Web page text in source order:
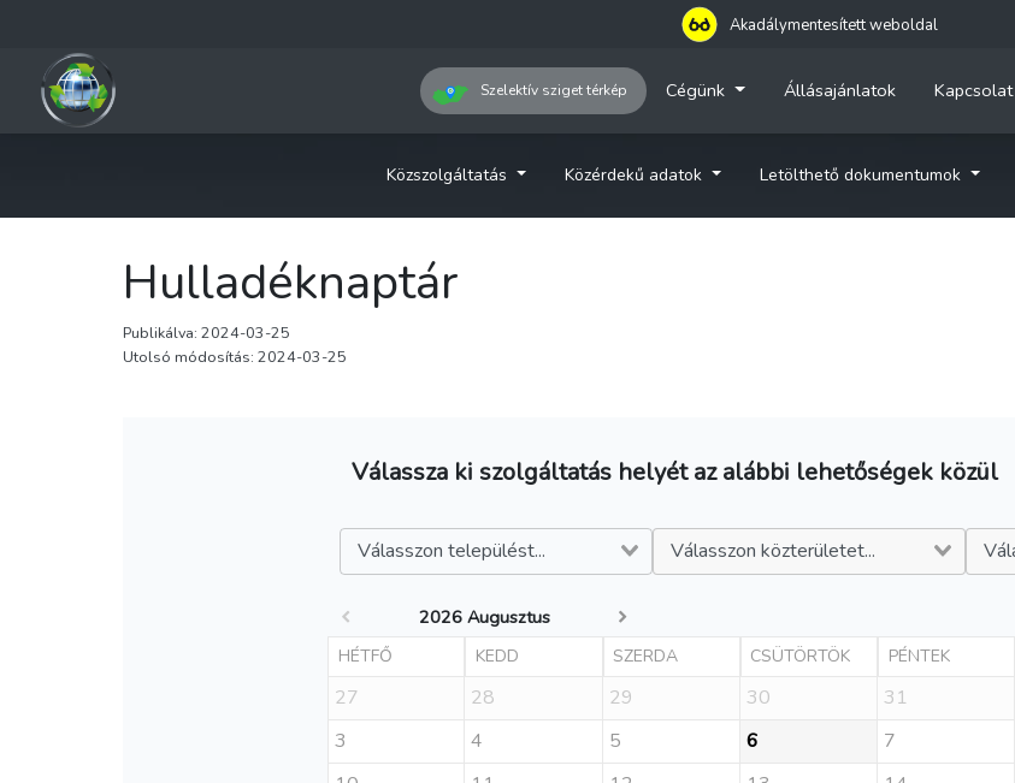
Akadálymentesített weboldal
Szelektív sziget térkép Cégünk Állásajánlatok Kapcsolat
Közszolgáltatás Közérdekű adatok Letölthető dokumentumok
Hulladéknaptár
Publikálva: 2024-03-25
Utolsó módosítás: 2024-03-25